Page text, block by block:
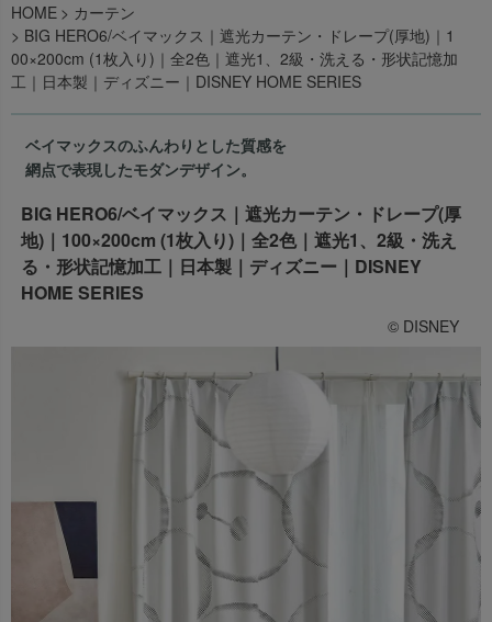
お見舞い申し上げます。 この地震の影響により、現在、一
部地域を発着するお荷物のお届けに遅れが生じておりま
す。
・九州から全国あてのお荷物
なお、今後の被害状況や交通規制などにより、対象地域や
サービスへの影響が変更となる場合がございます。
お客さまにはご不便をおかけいたしますが、何卒ご理解賜
りますようお願い申し上げます。
詳しくはこちら
当店は は2026年8月11日(火)～2026年8月16日(日)
を休業とさせて頂きます。
休業中のご注文に関しては自動返信メールは届きますが、
当店からの注文確認メールの送信、当店へのお問い合わせ
へのご返答ができかねます。 休業明けから順次送信させて
いただきますのでよろしくお願いいたします。
出荷センターも休業となりますため、休業期間中のご注文
商品の出荷は2026年8月18日(火)以降となります。
→ オーダー商品など、詳しくはこちらから
HOME
カーテン
BIG HERO6/ベイマックス｜遮光カーテン・ドレープ(厚地)｜1
00×200cm (1枚入り)｜全2色｜遮光1、2級・洗える・形状記憶加
工｜日本製｜ディズニー｜DISNEY HOME SERIES
ベイマックスのふんわりとした質感を
網点で表現したモダンデザイン。
BIG HERO6/ベイマックス｜遮光カーテン・ドレープ(厚
地)｜100×200cm (1枚入り)｜全2色｜遮光1、2級・洗え
る・形状記憶加工｜日本製｜ディズニー｜DISNEY
HOME SERIES
© DISNEY